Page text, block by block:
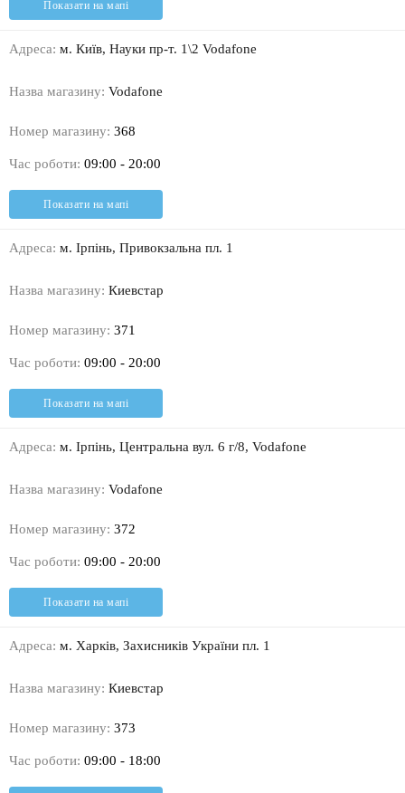
Показати на мапі
Адреса: м. Київ, Науки пр-т. 1\2 Vodafone
Назва магазину: Vodafone
Номер магазину: 368
Час роботи: 09:00 - 20:00
Показати на мапі
Адреса: м. Ірпінь, Привокзальна пл. 1
Назва магазину: Киевстар
Номер магазину: 371
Час роботи: 09:00 - 20:00
Показати на мапі
Адреса: м. Iрпінь, Центральна вул. 6 г/8, Vodafone
Назва магазину: Vodafone
Номер магазину: 372
Час роботи: 09:00 - 20:00
Показати на мапі
Адреса: м. Харків, Захисників України пл. 1
Назва магазину: Киевстар
Номер магазину: 373
Час роботи: 09:00 - 18:00